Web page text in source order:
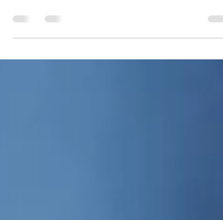
simple: bonifier et prolonger l’effet de
traitement.